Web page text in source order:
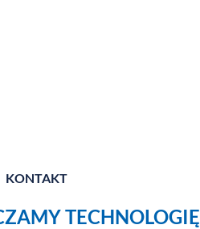
KONTAKT
TECHNOLOGIĘ